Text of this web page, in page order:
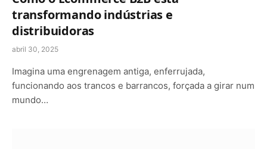
transformando indústrias e
distribuidoras
abril 30, 2025
Imagina uma engrenagem antiga, enferrujada,
funcionando aos trancos e barrancos, forçada a girar num
mundo…